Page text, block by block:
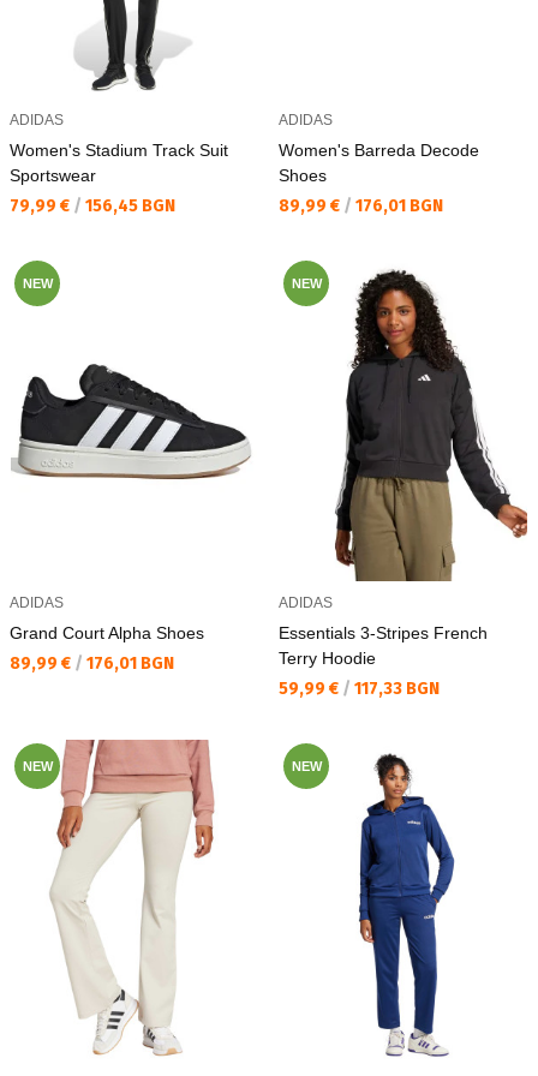
ADIDAS
Women's Stadium Track Suit
Sportswear
Текуща цена:
79,99 € / 156,45 BGN
ADIDAS
Women's Barreda Decode
Shoes
Текуща цена:
89,99 € / 176,01 BGN
NEW
ADIDAS
Grand Court Alpha Shoes
Текуща цена:
89,99 € / 176,01 BGN
NEW
ADIDAS
Essentials 3-Stripes French
Terry Hoodie
Текуща цена:
59,99 € / 117,33 BGN
NEW NEW